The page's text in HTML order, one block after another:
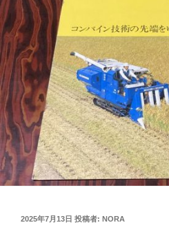
投
2025年7月13日 投稿者: NORA